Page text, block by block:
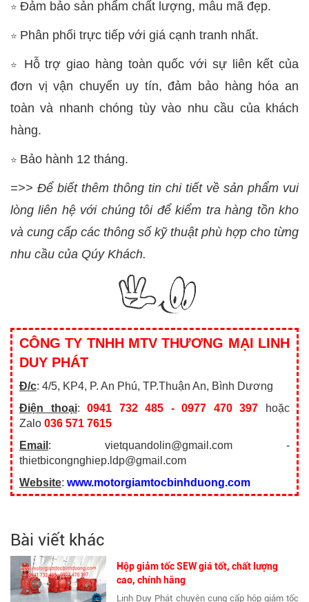
⭐ Đảm bảo sản phẩm chất lượng, mẫu mã đẹp.
⭐ Phân phối trực tiếp với giá cạnh tranh nhất.
⭐ Hỗ trợ giao hàng toàn quốc với sự liên kết của
đơn vị vận chuyển uy tín, đảm bảo hàng hóa an
toàn và nhanh chóng tùy vào nhu cầu của khách
hàng.
⭐ Bảo hành 12 tháng.
=>> Để biết thêm thông tin chi tiết về sản phẩm vui
lòng liên hệ với chúng tôi để kiểm tra hàng tồn kho
và cung cấp các thông số kỹ thuật phù hợp cho từng
nhu cầu của Qúy Khách.
CÔNG TY TNHH MTV THƯƠNG MẠI LINH
DUY PHÁT
Đ/c: 4/5, KP4, P. An Phú, TP.Thuận An, Bình Dương
Điện thoại:0941 732 485 - 0977 470 397 hoặc
Zalo 036 571 7615
Email : vietquandolin@gmail.com -
thietbicongnghiep.ldp@gmail.com
Website: www.motorgiamtocbinhduong.com
Bài viết khác
Hộp giảm tốc SEW giá tốt, chất lượng
cao, chính hãng
Linh Duy Phát chuyên cung cấp hộp giảm tốc